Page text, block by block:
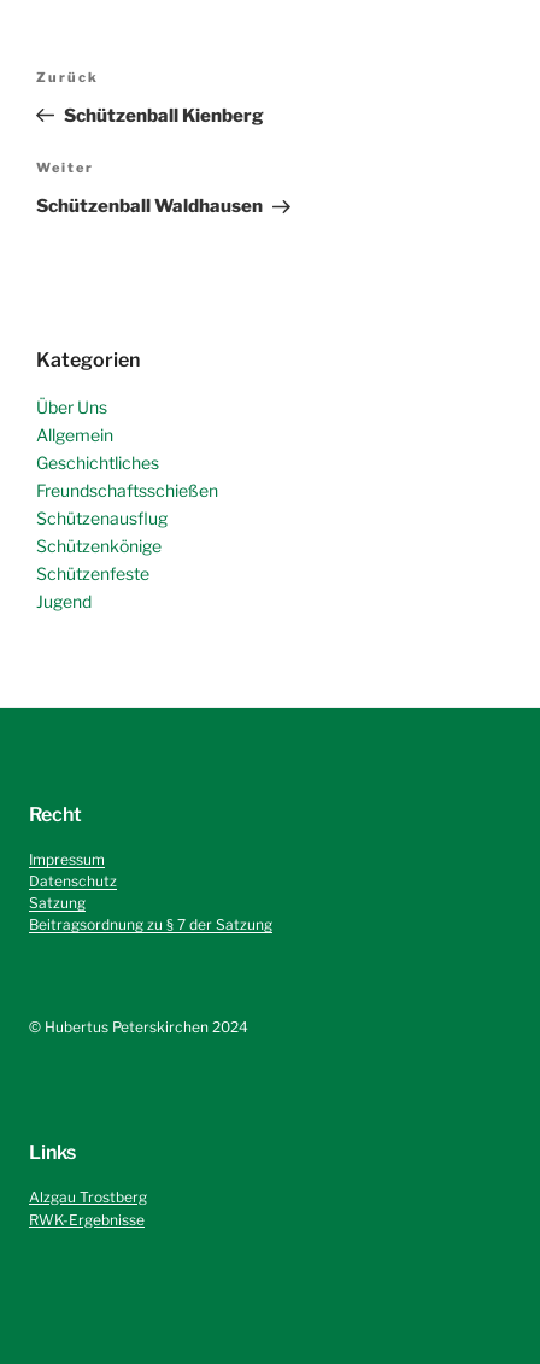
Vorheriger
Beitrag
Zurück
Schützenball Kienberg
Nächster
Beitrag
Weiter
Schützenball Waldhausen
Kategorien
Über Uns
Allgemein
Geschichtliches
Freundschaftsschießen
Schützenausflug
Schützenkönige
Schützenfeste
Jugend
Recht
Impressum
Datenschutz
Satzung
Beitragsordnung zu § 7 der Satzung
©️ Hubertus Peterskirchen 2024
Links
Alzgau Trostberg
RWK-Ergebnisse